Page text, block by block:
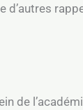
d’autres
de